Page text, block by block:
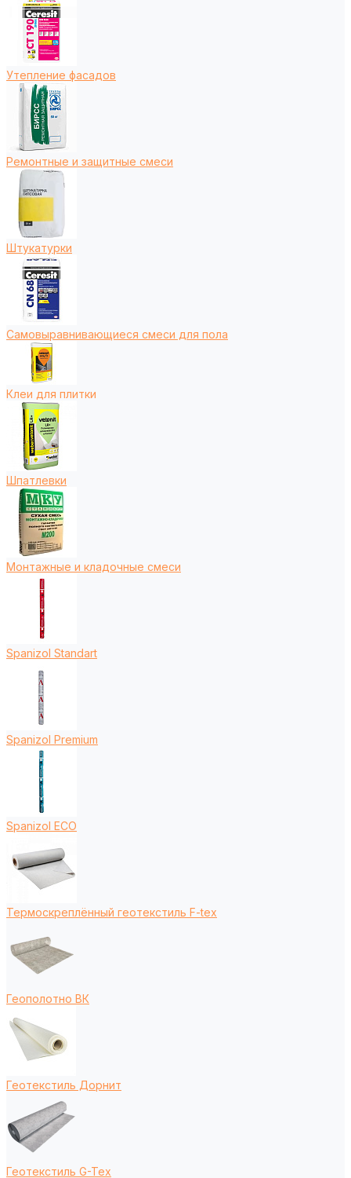
Утепление фасадов
Ремонтные и защитные смеси
Штукатурки
Самовыравнивающиеся смеси для пола
Клеи для плитки
Шпатлевки
Монтажные и кладочные смеси
Spanizol Standart
Spanizol Premium
Spanizol ECO
Термоскреплённый геотекстиль F-tex
Геополотно ВК
Геотекстиль Дорнит
Геотекстиль G-Tex